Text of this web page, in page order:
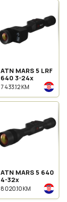
ATN MARS 5 LRF
640 3-24x
7 433.12 KM
ATN MARS 5 640
4-32x
8 020.10 KM